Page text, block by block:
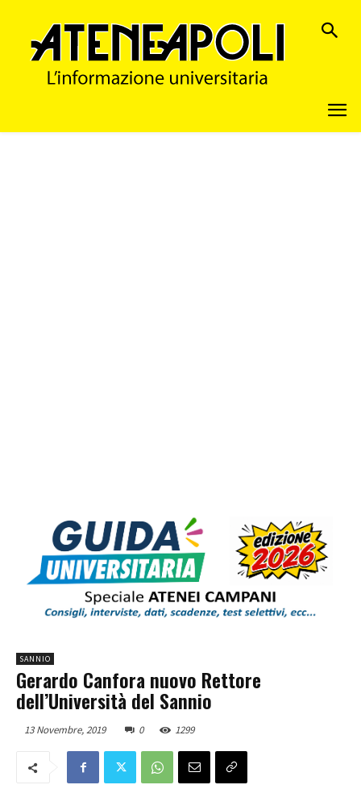
SANNIO
Gerardo Canfora nuovo Rettore
dell’Università del Sannio
13 Novembre, 2019 0 1299